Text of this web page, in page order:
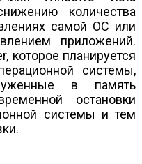
количества
самой ОС или
приложений.
которое планируется
системы,
в память
остановки
системы и тем